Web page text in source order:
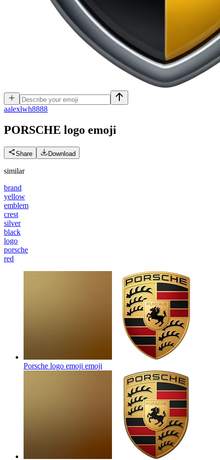
aalexlwh8888
PORSCHE logo emoji
Share Download
similar
brand
yellow
emblem
crest
silver
black
logo
porsche
red
Porsche logo emoji emoji